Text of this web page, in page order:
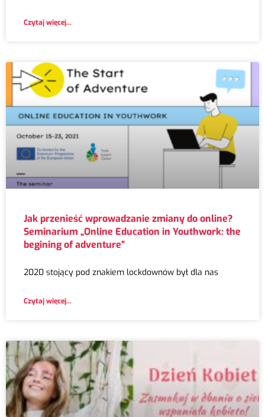
Czytaj więcej...
Jak przenieść wprowadzanie zmiany do online?
Seminarium „Online Education in Youthwork: the
begining of adventure”
2020 stojący pod znakiem lockdownów był dla nas
Czytaj więcej...